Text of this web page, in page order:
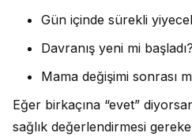
Gün içinde sürekli
Davranış yeni mi başladı?
Mama değişimi sonrası
Eğer birkaçına “evet”
sağlık değerlendirmesi